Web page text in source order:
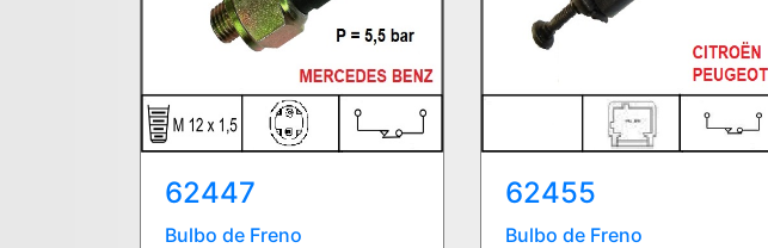
62447
Bulbo de Freno
62455
Bulbo de Freno